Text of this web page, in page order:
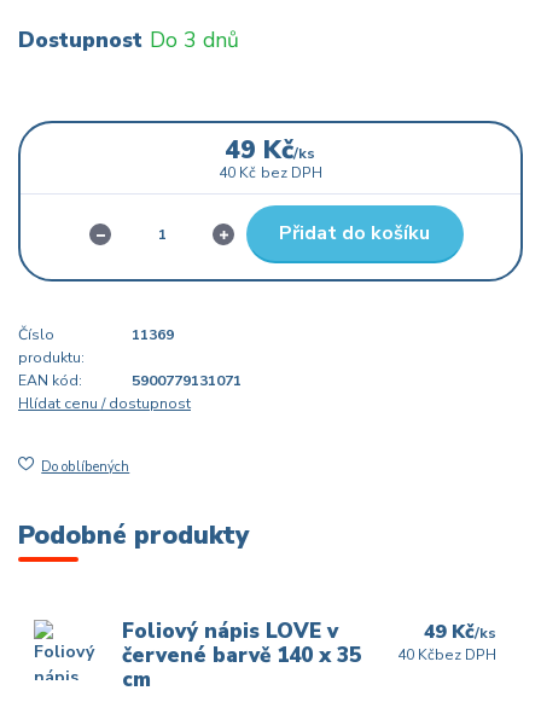
Dostupnost Do 3 dnů
49 Kč/ks
40 Kč bez DPH
Přidat do košíku
Číslo
produktu:
11369
EAN kód:
5900779131071
Hlídat cenu / dostupnost
Do oblíbených
Podobné produkty
Foliový nápis LOVE v
červené barvě 140 x 35
cm
49 Kč/ks
40 Kčbez DPH